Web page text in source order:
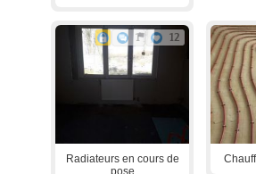
1 12
Radiateurs en cours de
pose